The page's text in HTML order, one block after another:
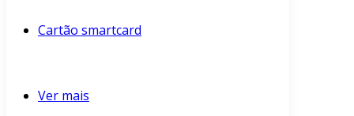
Cartão smartcard
Ver mais